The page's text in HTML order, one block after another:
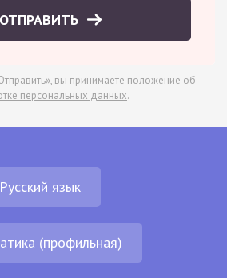
ОТПРАВИТЬ
вы принимаете положение об
персональных данных.
Русский язык
(профильная)